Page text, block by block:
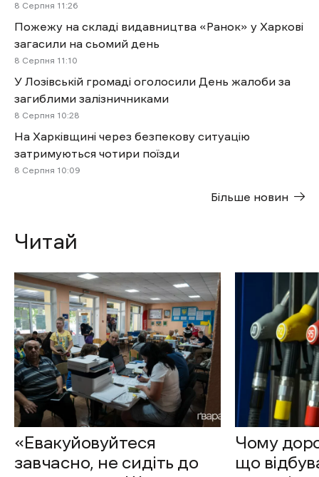
8 Cерпня 11:26
Пожежу на складі видавництва «Ранок» у Харкові
загасили на сьомий день
8 Cерпня 11:10
У Лозівській громаді оголосили День жалоби за
загиблими залізничниками
8 Cерпня 10:28
На Харківщині через безпекову ситуацію
затримуються чотири поїзди
8 Cерпня 10:09
Більше новин
Читай
«Евакуйовуйтеся
завчасно, не сидіть до
Чому
що